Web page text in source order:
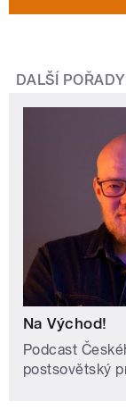
DALŠÍ POŘADY
Na Východ!
Podcast
postsovětský